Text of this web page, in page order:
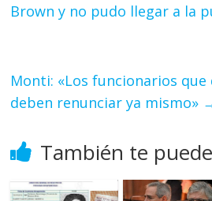
Brown y no pudo llegar a la
Monti: «Los funcionarios
deben renunciar ya mismo»
También te